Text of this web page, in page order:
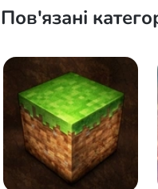
Пов'язані